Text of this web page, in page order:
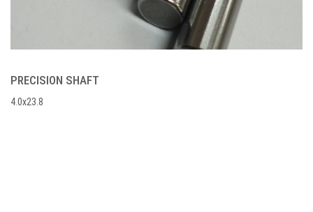
PRECISION SHAFT
4.0x23.8